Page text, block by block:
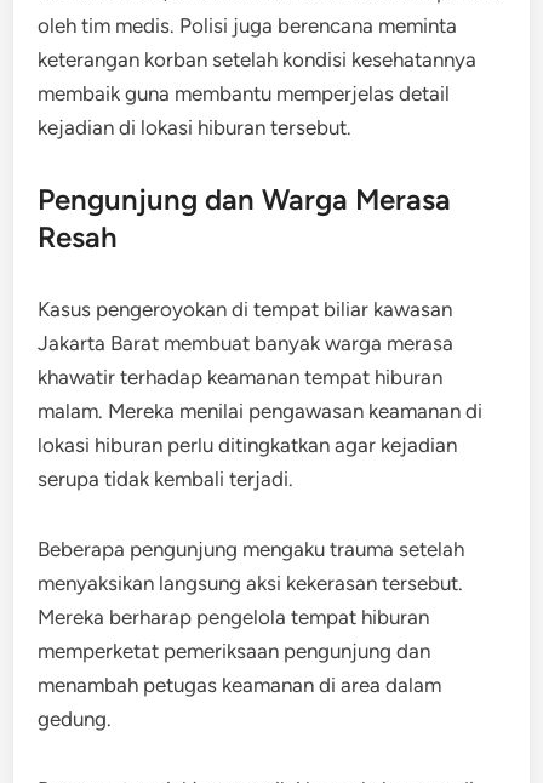
oleh tim medis. Polisi juga berencana meminta
keterangan korban setelah kondisi kesehatannya
membaik guna membantu memperjelas detail
kejadian di lokasi hiburan tersebut.
Pengunjung dan Warga Merasa
Resah
Kasus pengeroyokan di tempat biliar kawasan
Jakarta Barat membuat banyak warga merasa
khawatir terhadap keamanan tempat hiburan
malam. Mereka menilai pengawasan keamanan di
lokasi hiburan perlu ditingkatkan agar kejadian
serupa tidak kembali terjadi.
Beberapa pengunjung mengaku trauma setelah
menyaksikan langsung aksi kekerasan tersebut.
Mereka berharap pengelola tempat hiburan
memperketat pemeriksaan pengunjung dan
menambah petugas keamanan di area dalam
gedung.